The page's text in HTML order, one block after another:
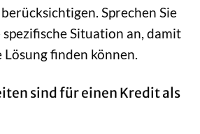
Sprechen Sie
Situation an, damit
Lösung finden können.
sind für einen Kredit als